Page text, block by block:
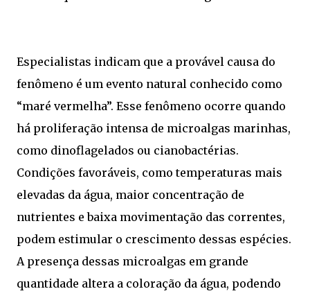
Especialistas indicam que a provável causa do
fenômeno é um evento natural conhecido como
“maré vermelha”. Esse fenômeno ocorre quando
há proliferação intensa de microalgas marinhas,
como dinoflagelados ou cianobactérias.
Condições favoráveis, como temperaturas mais
elevadas da água, maior concentração de
nutrientes e baixa movimentação das correntes,
podem estimular o crescimento dessas espécies.
A presença dessas microalgas em grande
quantidade altera a coloração da água, podendo